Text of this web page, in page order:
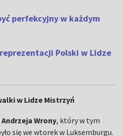
perfekcyjny w każdym
Polski w Lidze
w Lidze Mistrzyń
Andrzeja Wrony, który w tym
się we wtorek w Luksemburgu.